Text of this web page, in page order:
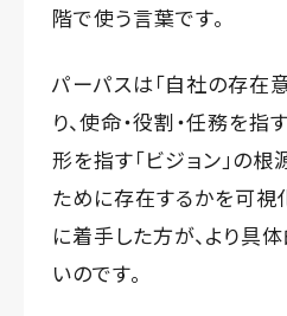
階で使う言葉です。
パーパスは「自社の存在
り、使命・役割・任務を指
形を指す「ビジョン」の根
ために存在するかを可視
に着手した方が、より具
いのです。